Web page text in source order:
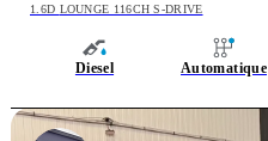
1.6D LOUNGE 116CH S-DRIVE
Diesel Automatique